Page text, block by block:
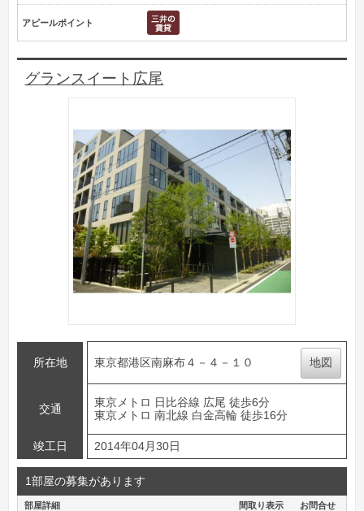
アピールポイント
グランスイート広尾
所在地 東京都港区南麻布４－４－１０ 地図
交通
東京メトロ 日比谷線 広尾 徒歩6分
東京メトロ 南北線 白金高輪 徒歩16分
竣工日 2014年04月30日
1部屋の募集があります
部屋詳細 間取り表示 お問合せ